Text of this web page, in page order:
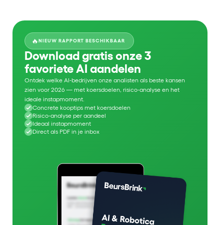
🔥NIEUW RAPPORT BESCHIKBAAR
Download gratis onze 3
favoriete AI aandelen
Ontdek welke AI-bedrijven onze analisten als beste kansen
zien voor 2026 — met koersdoelen, risico-analyse en het
ideale instapmoment.
Concrete kooptips met koersdoelen
Risico-analyse per aandeel
Ideaal instapmoment
Direct als PDF in je inbox